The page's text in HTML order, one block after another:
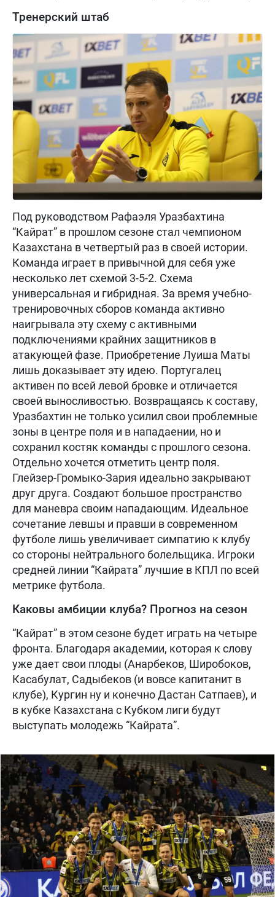
Тренерский штаб
Под руководством Рафаэля Уразбахтина
“Кайрат” в прошлом сезоне стал чемпионом
Казахстана в четвертый раз в своей истории.
Команда играет в привычной для себя уже
несколько лет схемой 3-5-2. Схема
универсальная и гибридная. За время учебно-
тренировочных сборов команда активно
наигрывала эту схему с активными
подключениями крайних защитников в
атакующей фазе. Приобретение Луиша Маты
лишь доказывает эту идею. Португалец
активен по всей левой бровке и отличается
своей выносливостью. Возвращаясь к составу,
Уразбахтин не только усилил свои проблемные
зоны в центре поля и в нападаении, но и
сохранил костяк команды с прошлого сезона.
Отдельно хочется отметить центр поля.
Глейзер-Громыко-Зария идеально закрывают
друг друга. Создают большое пространство
для маневра своим нападающим. Идеальное
сочетание левшы и правши в современном
футболе лишь увеличивает симпатию к клубу
со стороны нейтрального болельщика. Игроки
средней линии “Кайрата” лучшие в КПЛ по всей
метрике футбола.
Каковы амбиции клуба? Прогноз на сезон
“Кайрат” в этом сезоне будет играть на четыре
фронта. Благодаря академии, которая к слову
уже дает свои плоды (Анарбеков, Широбоков,
Касабулат, Садыбеков (и вовсе капитанит в
клубе), Кургин ну и конечно Дастан Сатпаев), и
в кубке Казахстана с Кубком лиги будут
выступать молодежь “Кайрата”.